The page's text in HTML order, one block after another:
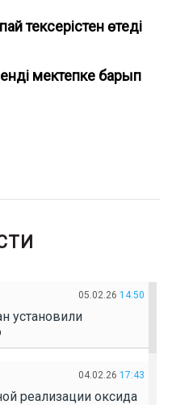
тексерістен өтеді
мектепке барып
05.02.26 14:50
установили
04.02.26 17:43
реализации оксида